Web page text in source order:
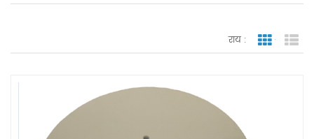
राय : जाली